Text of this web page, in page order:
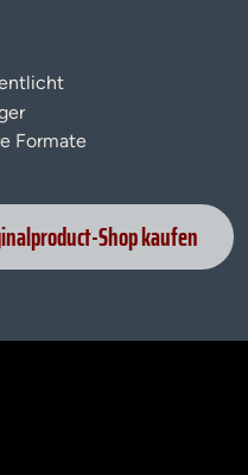
Formate
Shop kaufen